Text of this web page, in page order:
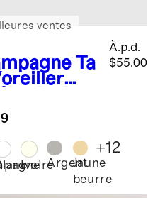
Ta
À.p.d.
$55.00
ventes
IvoireArgentJaune
beurre
+12